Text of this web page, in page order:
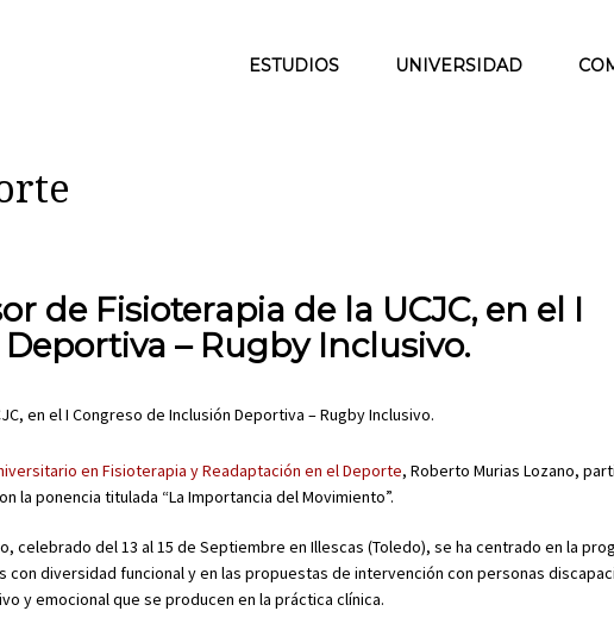
ESTUDIOS UNIVERSIDAD
de Fisioterapia de la UCJC, en el I
– Rugby Inclusivo.
en Fisioterapia y Readaptación en el Deporte, Roberto Murias Lozano,
la ponencia titulada “La Importancia del Movimiento”.
celebrado del 13 al 15 de Septiembre en Illescas (Toledo), se ha centrado en la
diversidad funcional y en las propuestas de intervención con personas
y emocional que se producen en la práctica clínica.